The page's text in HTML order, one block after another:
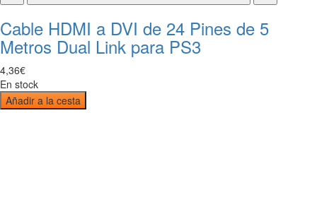
Cable HDMI a DVI de 24 Pines de 5
Metros Dual Link para PS3
4,36€
En stock
Añadir a la cesta